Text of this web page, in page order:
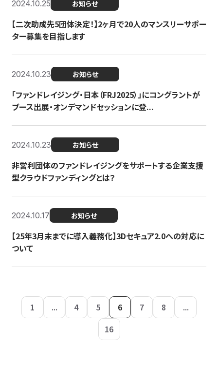
2024.10.25 お知らせ
【二次助成先5団体決定！】2ヶ月で20人のマンスリーサポー
ター募集を目指します
2024.10.23 お知らせ
「ファンドレイジング・日本（FRJ2025）」にコングラントが
ブース出展・オンデマンドセッションに登...
2024.10.23 お知らせ
非営利団体のファンドレイジングをサポートする企業支援
型クラウドファンディングとは？
2024.10.17 お知らせ
【25年3月末までに導入義務化】3Dセキュア2.0への対応に
ついて
1 ... 4 5 6 7 8
...
16